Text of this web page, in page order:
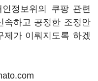
정보위의 쿠팡 관련
속하고 공정한 조정안
가 이뤄지도록 하겠